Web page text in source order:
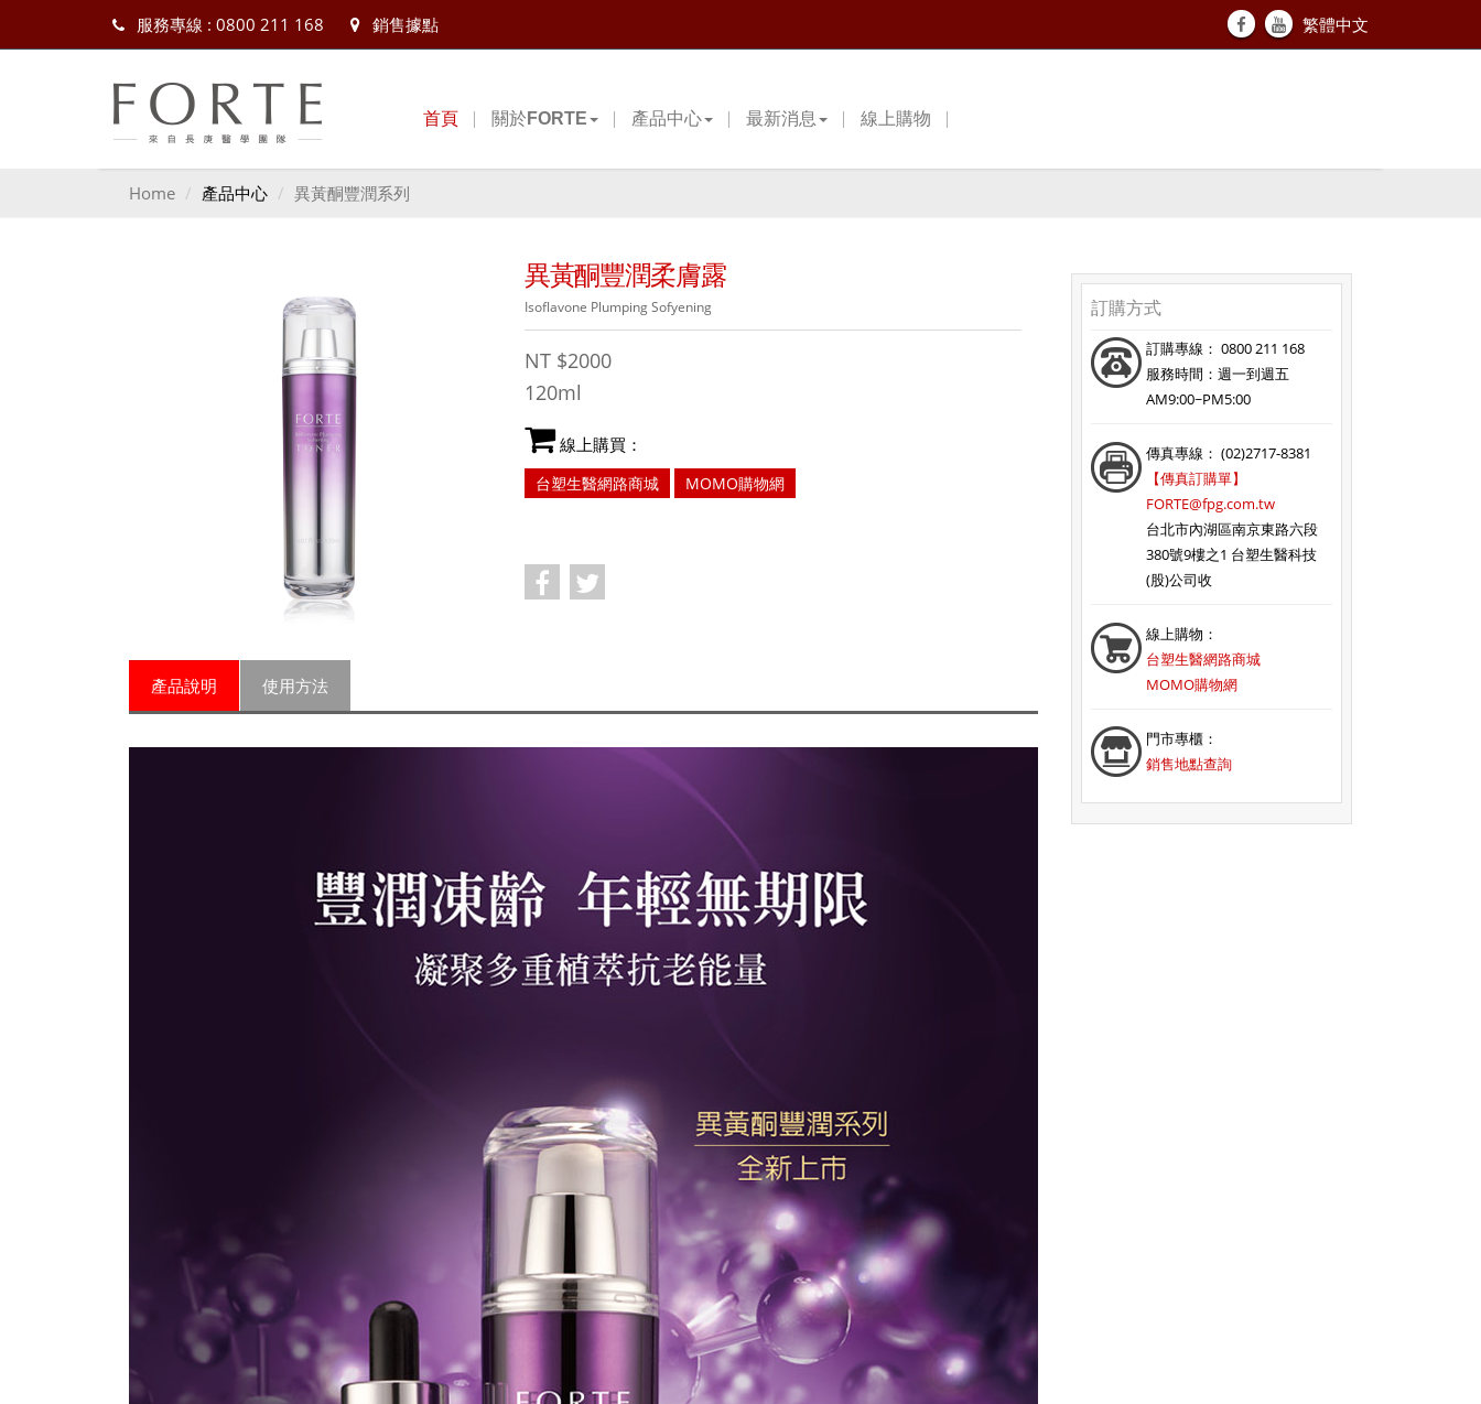
服務專線 : 0800 211 168 銷售據點 繁體中文
首頁 關於FORTE 產品中心 最新消息 線上購物
Home 產品中心 異黃酮豐潤系列
異黃酮豐潤柔膚露
Isoflavone Plumping Sofyening
NT $2000
120ml
線上購買：
台塑生醫網路商城 MOMO購物網
產品說明 使用方法
訂購方式
訂購專線： 0800 211 168
服務時間：週一到週五
AM9:00~PM5:00
傳真專線： (02)2717-8381
【傳真訂購單】
FORTE@fpg.com.tw
台北市內湖區南京東路六段
380號9樓之1 台塑生醫科技
(股)公司收
線上購物：
台塑生醫網路商城
MOMO購物網
門市專櫃：
銷售地點查詢